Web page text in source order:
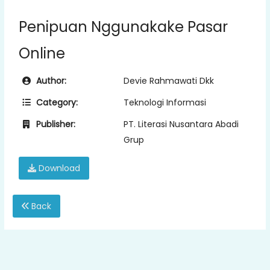
Penipuan Nggunakake Pasar
Online
Author:
Devie Rahmawati Dkk
Category:
Teknologi Informasi
Publisher:
PT. Literasi Nusantara Abadi
Grup
Download
Back